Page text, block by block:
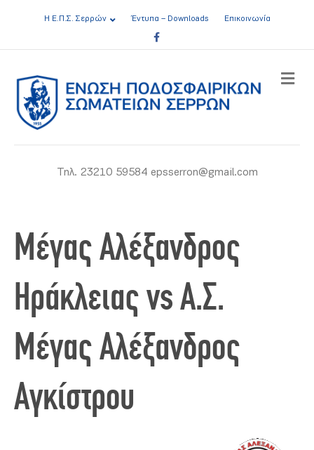
Η Ε.Π.Σ. Σερρών Έντυπα – Downloads
Επικοινωνία
Facebook
Τηλ. 23210 59584 epsserron@gmail.com
Μέγας Αλέξανδρος
Ηράκλειας vs Α.Σ.
Μέγας Αλέξανδρος
Αγκίστρου